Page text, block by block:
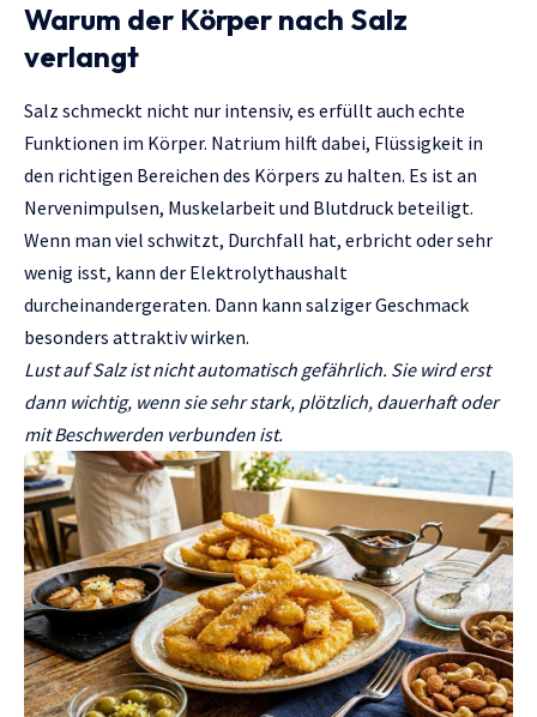
Warum der Körper nach Salz
verlangt
Salz schmeckt nicht nur intensiv, es erfüllt auch echte
Funktionen im Körper. Natrium hilft dabei, Flüssigkeit in
den richtigen Bereichen des Körpers zu halten. Es ist an
Nervenimpulsen, Muskelarbeit und Blutdruck beteiligt.
Wenn man viel schwitzt, Durchfall hat, erbricht oder sehr
wenig isst, kann der Elektrolythaushalt
durcheinandergeraten. Dann kann salziger Geschmack
besonders attraktiv wirken.
Lust auf Salz ist nicht automatisch gefährlich. Sie wird erst
dann wichtig, wenn sie sehr stark, plötzlich, dauerhaft oder
mit Beschwerden verbunden ist.